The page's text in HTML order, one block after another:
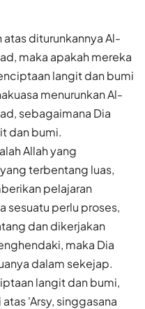
atas diturunkannya Al-
maka apakah mereka
langit dan bumi
menurunkan Al-
sebagaimana Dia
dan bumi.
Allah yang
terbentang luas,
pelajaran
sesuatu perlu proses,
dan dikerjakan
maka Dia
dalam sekejap.
langit dan bumi,
'Arsy, singgasana